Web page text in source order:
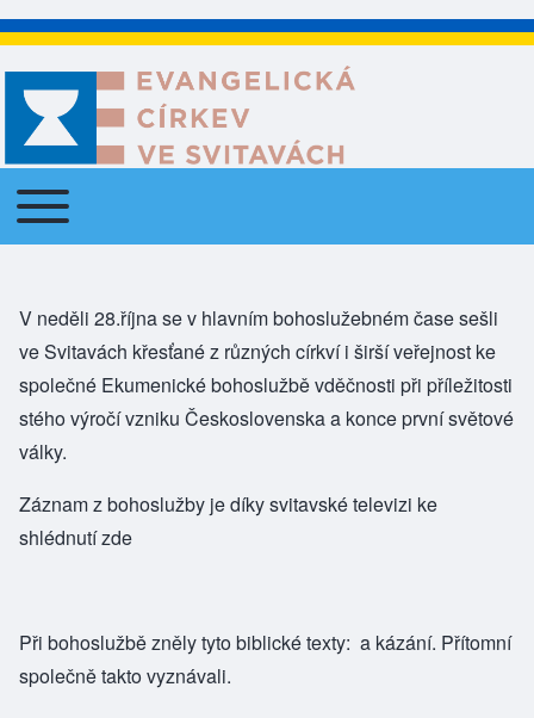
Main navigation
Toggle main menu
V neděli 28.října se v hlavním bohoslužebném čase sešli
ve Svitavách křesťané z různých církví i širší veřejnost ke
společné Ekumenické bohoslužbě vděčnosti při příležitosti
stého výročí vzniku Československa a konce první světové
války.
Záznam z bohoslužby je díky svitavské televizi ke
shlédnutízde
Při bohoslužbě zněly tytobiblické texty: a kázání. Přítomní
společnětakto vyznávali.